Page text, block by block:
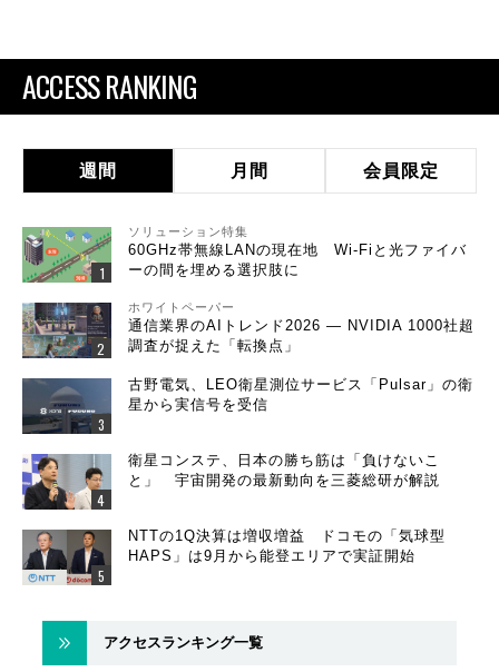
ACCESS RANKING
週間 月間 会員限定
ソリューション特集
60GHz帯無線LANの現在地 Wi-Fiと光ファイバ
ーの間を埋める選択肢に
ホワイトペーパー
通信業界のAIトレンド2026 ― NVIDIA 1000社超
調査が捉えた「転換点」
古野電気、LEO衛星測位サービス「Pulsar」の衛
星から実信号を受信
衛星コンステ、日本の勝ち筋は「負けないこ
と」 宇宙開発の最新動向を三菱総研が解説
NTTの1Q決算は増収増益 ドコモの「気球型
HAPS」は9月から能登エリアで実証開始
アクセスランキング一覧